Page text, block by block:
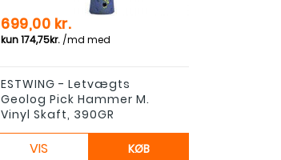
Pris
699,00 kr.
ESTWING - Letvægts
Geolog Pick Hammer M.
Vinyl Skaft, 390GR
VIS KØB